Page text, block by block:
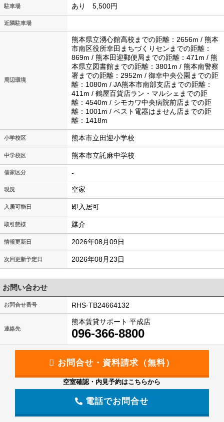
駐車場 あり 5,500円
近隣駐車場
周辺環境
熊本県立湧心館高校までの距離：2656m / 熊本
市南区役所幸田まちづくりセンまでの距離：
869m / 熊本田迎郵便局までの距離：471m / 熊
本県立図書館までの距離：3801m / 熊本南警察
署までの距離：2952m / 御幸中央公園までの距
離：1080m / JA熊本市南部支店までの距離：
411m / 鶴屋百貨店ラン・マルシェまでの距
離：4540m / シモカワ中央病院前店までの距
離：1001m / ベスト電器はません店までの距
離：1418m
小学校区 熊本市立田迎小学校
中学校区 熊本市立託麻中学校
借家区分 -
現況 空家
入居可能日 即入居可
取引態様 媒介
情報更新日 2026年08月09日
次回更新予定日 2026年08月23日
お問い合わせ
お問合せ番号 RHS-TB24664132
連絡先
熊本賃貸サポート 平成店
096-366-8800
空室確認・内見予約はこちらから
電話でお問合せ